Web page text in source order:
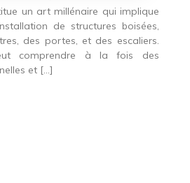
un art millénaire qui implique
de structures boisées,
des portes, et des escaliers.
comprendre à la fois des
et […]